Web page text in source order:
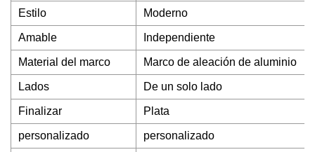
Estilo Moderno
Amable Independiente
Material del marco Marco de aleación de aluminio
Lados De un solo lado
Finalizar Plata
personalizado personalizado